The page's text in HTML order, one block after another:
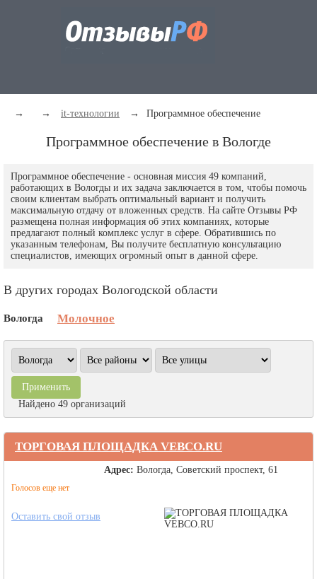
→ → it-технологии → Программное обеспечение
Программное обеспечение в Вологде
Программное обеспечение - основная миссия 49 компаний,
работающих в Вологды и их задача заключается в том, чтобы помочь
своим клиентам выбрать оптимальный вариант и получить
максимальную отдачу от вложенных средств. На сайте Отзывы РФ
размещена полная информация об этих компаниях, которые
предлагают полный комплекс услуг в сфере. Обратившись по
указанным телефонам, Вы получите бесплатную консультацию
специалистов, имеющих огромный опыт в данной сфере.
В других городах Вологодской области
Вологда Молочное
Найдено 49 организаций
ТОРГОВАЯ ПЛОЩАДКА VEBCO.RU
Голосов еще нет
Адрес: Вологда, Советский проспект, 61
Оставить свой отзыв